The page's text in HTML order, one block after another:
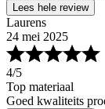
Lees hele review
Laurens
24 mei 2025
4/5
Top materiaal
Goed kwaliteits